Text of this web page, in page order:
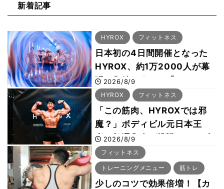
新着記事
HYROX フィットネス
日本初の4日間開催となった
HYROX、約1万2000人が幕
張に集結 すでに「2028、
29年の大会も準備」
2026/8/9
HYROX フィットネス
「この筋肉、HYROXでは邪
魔？」ボディビル元日本王
者・相澤隼人が挑戦 バーピ
ーでは驚異の種目2位
2026/8/9
フィットネス
トレーニングメニュー 筋トレ
少しのコツで効果倍増！【カ